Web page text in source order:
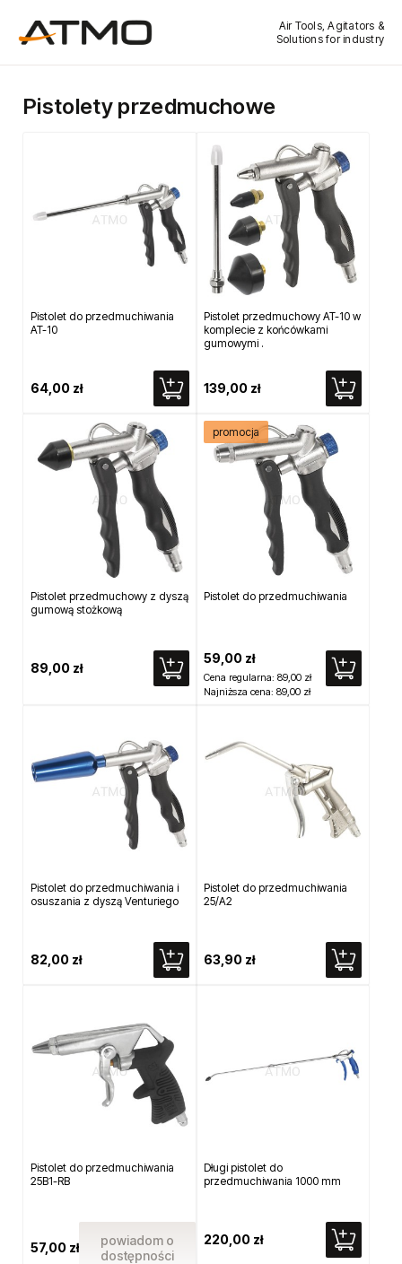
Air Tools, Agitators &
Solutions for industry
Pistolety przedmuchowe
Pistolet do przedmuchiwania
AT-10
64,00 zł
Pistolet przedmuchowy AT-10 w
komplecie z końcówkami
gumowymi .
139,00 zł
Pistolet przedmuchowy z dyszą
gumową stożkową
89,00 zł
Pistolet do przedmuchiwania
59,00 zł
Cena regularna: 89,00 zł
Najniższa cena: 89,00 zł
promocja
Pistolet do przedmuchiwania i
osuszania z dyszą Venturiego
82,00 zł
Pistolet do przedmuchiwania
25/A2
63,90 zł
Pistolet do przedmuchiwania
25B1-RB
57,00 zł
powiadom o
dostępności
Długi pistolet do
przedmuchiwania 1000 mm
220,00 zł